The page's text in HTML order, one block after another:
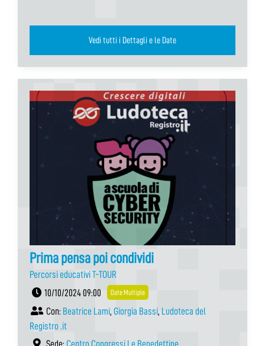
Vedi tutti i Dettagli e le Date
Prima pensa poi condividi
Percorsi educativi T-TOUR
10/10/2024 09:00
Date Multiple
Con: Beatrice Lami, Giorgia Bassi, Ludoteca del
Registro .it
Sede: Centro Congressi Le Benedettine